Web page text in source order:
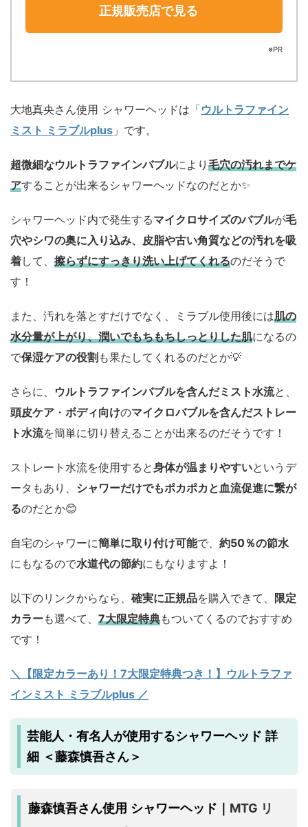
正規販売店で見る
※PR
大地真央さん使用 シャワーヘッドは「ウルトラファイン
ミスト ミラブルplus 」です。
超微細なウルトラファインバブルにより 毛穴の汚れまでケ
アすることが出来るシャワーヘッドなのだとか✨️
シャワーヘッド内で発生するマイクロサイズのバブルが毛
穴やシワの奥に入り込み、皮脂や古い角質などの汚れを吸
着して、 擦らずにすっきり洗い上げてくれるのだそうで
す！
また、汚れを落とすだけでなく、ミラブル使用後には肌の
水分量が上がり、潤いでもちもちしっとりした肌になるの
で保湿ケアの役割 も果たしてくれるのだとか💡
さらに、 ウルトラファインバブルを含んだミスト水流と、
頭皮ケア ・ ボディ向けのマイクロバブルを含んだストレー
ト水流を簡単に切り替えることが出来るのだそうです！
ストレート水流を使用すると身体が温まりやすいというデ
ータもあり、 シャワーだけでもポカポカと血流促進に繋が
るのだとか😊
自宅のシャワーに簡単に取り付け可能で、 約50％の節水
にもなるので水道代の節約にもなりますよ！
以下のリンクからなら、 確実に正規品を購入できて、 限定
カラーも選べて、 7大限定特典もついてくるのでおすすめ
です！
＼【限定カラーあり！7大限定特典つき！】ウルトラファ
インミスト ミラブルplus ／
芸能人・有名人が使用するシャワーヘッド 詳
細 ＜藤森慎吾さん＞
藤森慎吾さん使用 シャワーヘッド｜ MTG リ